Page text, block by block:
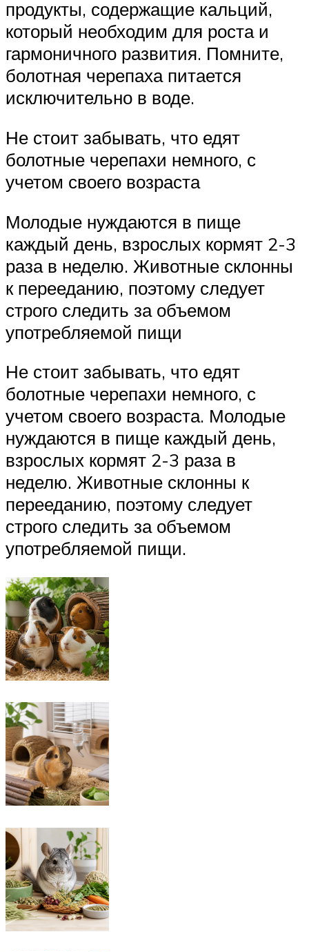
продукты, содержащие кальций,
который необходим для роста и
гармоничного развития. Помните,
болотная черепаха питается
исключительно в воде.
Не стоит забывать, что едят
болотные черепахи немного, с
учетом своего возраста
Молодые нуждаются в пище
каждый день, взрослых кормят 2-3
раза в неделю. Животные склонны
к перееданию, поэтому следует
строго следить за объемом
употребляемой пищи
Не стоит забывать, что едят
болотные черепахи немного, с
учетом своего возраста. Молодые
нуждаются в пище каждый день,
взрослых кормят 2-3 раза в
неделю. Животные склонны к
перееданию, поэтому следует
строго следить за объемом
употребляемой пищи.